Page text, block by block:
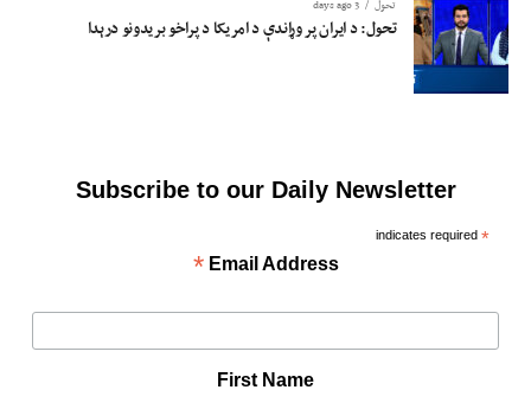
تحول 3 days ago
تحول: د ایران پر وړاندې د امریکا د پراخو بریدونو درېدا
Subscribe to our Daily Newsletter
*
indicates required
Email Address
*
First Name